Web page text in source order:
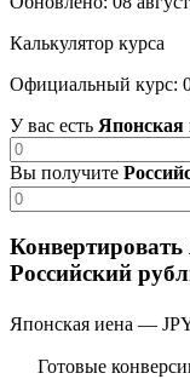
Калькулятор курса
Официальный курс:
У вас есть Японская
Вы получите
Российский
Японская иена —
Готовые